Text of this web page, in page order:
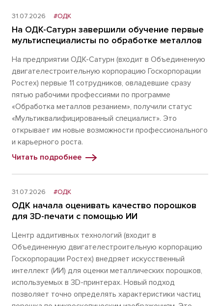
31.07.2026 #ОДК
На ОДК-Сатурн завершили обучение первые
мультиспециалисты по обработке металлов
На предприятии ОДК-Сатурн (входит в Объединенную
двигателестроительную корпорацию Госкорпорации
Ростех) первые 11 сотрудников, овладевшие сразу
пятью рабочими профессиями по программе
«Обработка металлов резанием», получили статус
«Мультиквалифицированный специалист». Это
открывает им новые возможности профессионального
и карьерного роста.
Читать подробнее
31.07.2026 #ОДК
ОДК начала оценивать качество порошков
для 3D-печати с помощью ИИ
Центр аддитивных технологий (входит в
Объединенную двигателестроительную корпорацию
Госкорпорации Ростех) внедряет искусственный
интеллект (ИИ) для оценки металлических порошков,
используемых в 3D-принтерах. Новый подход
позволяет точно определять характеристики частиц